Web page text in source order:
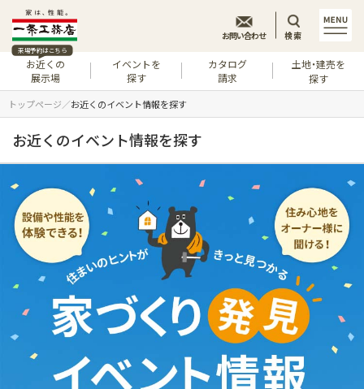
来場予約はこちら
お近くの
展示場
イベントを
探す
カタログ
請求
土地・建売を
探す
お問い合わせ 検索
トップページ お近くのイベント情報を探す
お近くのイベント情報を探す